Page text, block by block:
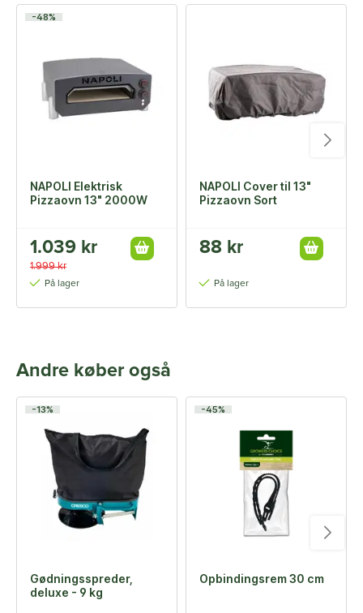
-48%
NAPOLI Elektrisk
Pizzaovn 13" 2000W
1.039 kr
1.999 kr
På lager
NAPOLI Cover til 13"
Pizzaovn Sort
88 kr
På lager
Andre køber også
-13%
Gødningsspreder,
deluxe - 9 kg
-45%
Opbindingsrem 30 cm